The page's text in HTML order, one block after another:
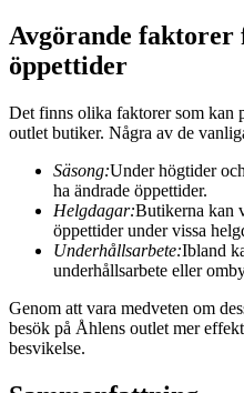
Avgörande faktorer
öppettider
Det finns olika faktorer som kan
outlet butiker. Några av de
Säsong:Under högtider
ha ändrade öppettider.
Helgdagar:Butikerna kan
öppettider under vissa
Underhållsarbete:Ibland
underhållsarbete eller
Genom att vara medveten om
besök på Åhlens outlet mer
besvikelse.